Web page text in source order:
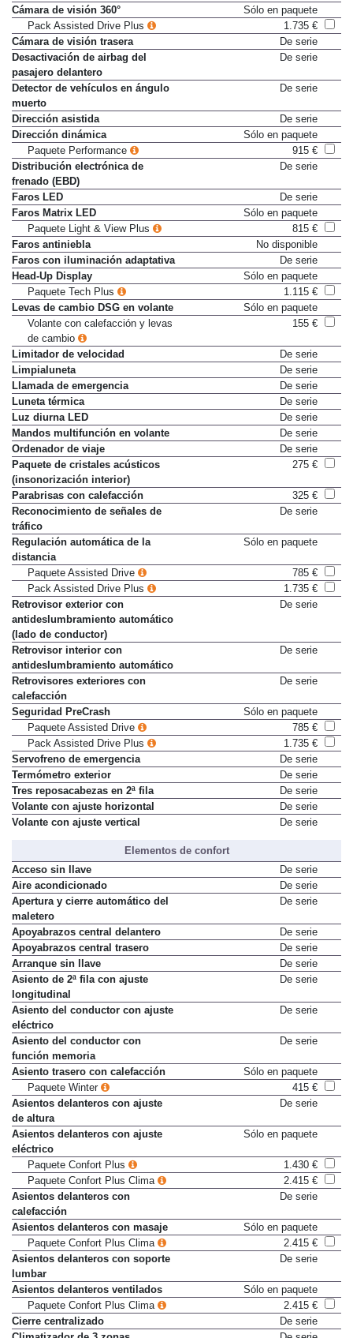
Control de tracción
De serie
Cámara de visión 360°
Sólo en paquete
Pack Assisted Drive Plus
1.735 €
Cámara de visión trasera
De serie
Desactivación de airbag del
pasajero delantero
Detector de vehículos en ángulo
muerto
Dirección asistida
De serie
Dirección dinámica
Sólo en paquete
Paquete Performance
915 €
Distribución electrónica de
frenado (EBD)
Faros LED
De serie
Faros Matrix LED
Sólo en paquete
Paquete Light & View Plus
815 €
Faros antiniebla
No disponible
Faros con iluminación adaptativa
De serie
Head-Up Display
Sólo en paquete
Paquete Tech Plus
1.115 €
Levas de cambio DSG en volante
Sólo en paquete
Volante con calefacción y levas
de cambio
Limitador de velocidad
De serie
Limpialuneta
De serie
Llamada de emergencia
De serie
Luneta térmica
De serie
Luz diurna LED
De serie
Mandos multifunción en volante
De serie
Ordenador de viaje
De serie
Paquete de cristales acústicos
(insonorización interior)
Parabrisas con calefacción
325 €
Reconocimiento de señales de
tráfico
Regulación automática de la
distancia
Paquete Assisted Drive
785 €
Pack Assisted Drive Plus
1.735 €
Retrovisor exterior con
antideslumbramiento automático
(lado de conductor)
Retrovisor interior con
antideslumbramiento automático
Retrovisores exteriores con
calefacción
Seguridad PreCrash
Sólo en paquete
Paquete Assisted Drive
785 €
Pack Assisted Drive Plus
1.735 €
Servofreno de emergencia
De serie
Termómetro exterior
De serie
Tres reposacabezas en 2ª fila
De serie
Volante con ajuste horizontal
De serie
Elementos de confort
Acceso sin llave
De serie
Aire acondicionado
De serie
Apertura y cierre automático del
maletero
Apoyabrazos central delantero
De serie
Apoyabrazos central trasero
De serie
Arranque sin llave
De serie
Asiento de 2ª fila con ajuste
longitudinal
Asiento del conductor con ajuste
eléctrico
Asiento del conductor con
función memoria
Asiento trasero con calefacción
Sólo en paquete
Paquete Winter
415 €
Asientos delanteros con ajuste
de altura
Asientos delanteros con ajuste
eléctrico
Paquete Confort Plus
1.430 €
Paquete Confort Plus Clima
2.415 €
Asientos delanteros con
calefacción
Asientos delanteros con masaje
Sólo en paquete
Paquete Confort Plus Clima
2.415 €
Asientos delanteros con soporte
lumbar
Asientos delanteros ventilados
Sólo en paquete
Paquete Confort Plus Clima
2.415 €
Cierre centralizado
De serie